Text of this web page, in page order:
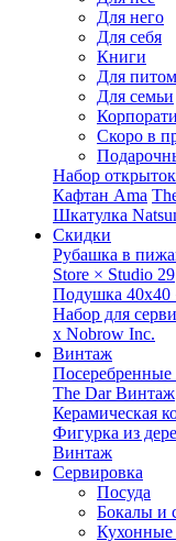
Для него
Для себя
Книги
Для
Для семьи
Скоро в
Набор
Кафтан Ama
Шкатулка
Скидки
Рубашка в
Store × Studio 29
Подушка 40x40
Набор для
х Nobrow Inc.
Винтаж
Посеребренные
The Dar Винтаж
Керамическая
Фигурка из
Винтаж
Сервировка
Посуда
Бокалы и
Кухонные